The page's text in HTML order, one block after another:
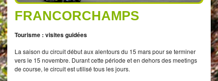
FRANCORCHAMPS
Tourisme : visites guidées
La saison du circuit début aux alentours du 15 mars pour se terminer
vers le 15 novembre. Durant cette période et en dehors des meetings
de course, le circuit est utilisé tous les jours.